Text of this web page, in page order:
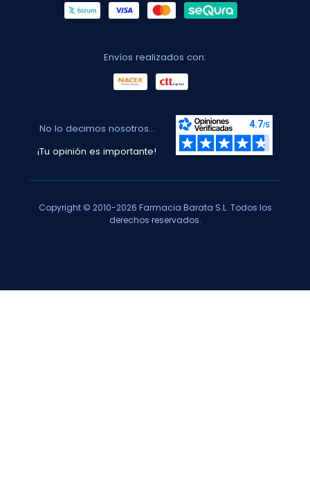
Envíos realizados con:
No lo decimos nosotros...
¡Tu opinión es importante!
Copyright © 2010-2026 Farmacia Barata S.L. Todos los
derechos reservados.